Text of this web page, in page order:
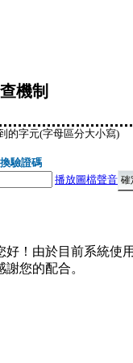
機制
的字元(字母區分大小寫)
驗證碼
播放圖檔聲音
好！由於目前系統使
您的配合。